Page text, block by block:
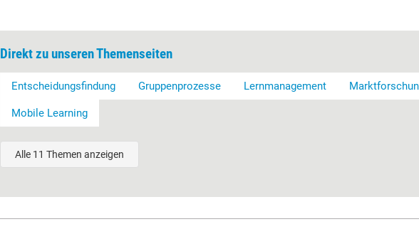
Direkt zu unseren Themenseiten
Entscheidungsfindung Gruppenprozesse Lernmanagement
Mobile Learning
Alle 11 Themen anzeigen